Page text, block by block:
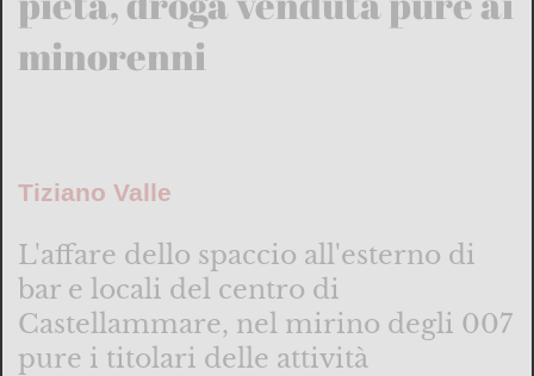
minorenni
Tiziano Valle
L'affare dello spaccio all'esterno di
bar e locali del centro di
Castellammare, nel mirino degli 007
pure i titolari delle attività